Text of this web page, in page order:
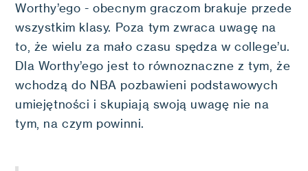
Worthy’ego - obecnym graczom brakuje przede
wszystkim klasy. Poza tym zwraca uwagę na
to, że wielu za mało czasu spędza w college’u.
Dla Worthy’ego jest to równoznaczne z tym, że
wchodzą do NBA pozbawieni podstawowych
umiejętności i skupiają swoją uwagę nie na
tym, na czym powinni.